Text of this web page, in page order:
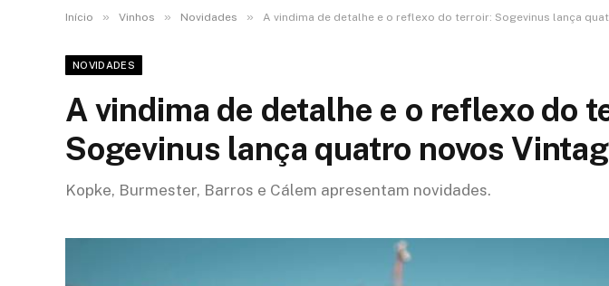
Início » Vinhos » Novidades » A vindima de detalhe e o reflexo do terroir: Sogevinus lança
NOVIDADES
A vindima de detalhe e o reflexo do
Sogevinus lança quatro novos
Kopke, Burmester, Barros e Cálem apresentam novidades.